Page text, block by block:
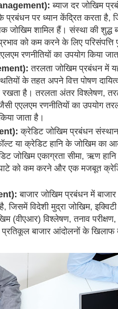
ब्याज दर जोखिम
पर ध्यान केंद्रित करता है,
जोखिम शामिल हैं। संस्था की
को कम करने के लिए परिसंपत्ति
रणनीतियों का उपयोग किया
तरलता जोखिम प्रबंधन में
के तहत अपने वित्त पोषण
है। तरलता अंतर विश्लेषण,
एएलएम रणनीतियों का उपयोग
जाता है।
क्रेडिट जोखिम प्रबंधन
या क्रेडिट हानि के जोखिम
जोखिम एकाग्रता सीमा, ऋण
घाटे को कम करने और एक मजबूत
बाजार जोखिम प्रबंधन में
विदेशी मुद्रा जोखिम,
(वीएआर) विश्लेषण, तनाव परीक्षण,
बाजार आंदोलनों के